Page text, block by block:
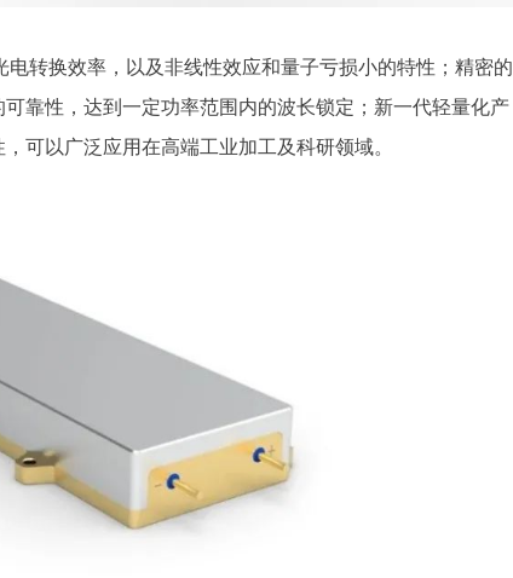
转换效率，以及非线性效应和量子亏损小的特性；精密的
靠性，达到一定功率范围内的波长锁定；新一代轻量化产
可以广泛应用在高端工业加工及科研领域。